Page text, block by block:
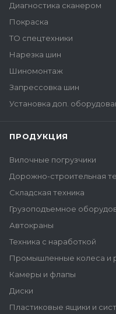
Диагностика сканером
Покраска
ТО спецтехники
Нарезка шин
Шиномонтаж
Запрессовка шин
Установка доп.
ПРОДУКЦИЯ
Вилочные погрузчики
Дорожно-строительная
Складская техника
Грузоподъемное
Автокраны
Техника с наработкой
Промышленные колеса и
Камеры и флапы
Диски
Пластиковые ящики и